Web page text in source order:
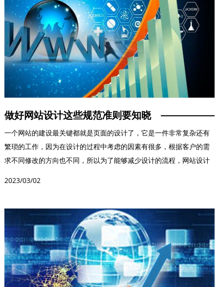
做好网站设计这些规范准则要知晓
一个网站的建设最关键都就是页面的设计了，它是一件非常复杂还有
繁琐的工作，因为在设计的过程中考虑的因素有很多，根据客户的需
求不同修改的方向也不同，所以为了能够减少设计的流程，网站设计
2023/03/02